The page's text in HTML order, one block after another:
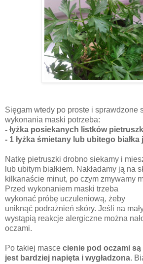
Sięgam wtedy po proste i sprawdzone
wykonania maski potrzeba:
- łyżka posiekanych listków
- 1 łyżka śmietany lub ubitego białka
Natkę pietruszki drobno siekamy i
lub ubitym białkiem. Nakładamy ją na
kilkanaście minut, po czym zmywamy
Przed wykonaniem maski trzeba
wykonać próbę uczuleniową, żeby
uniknąć podrażnień skóry. Jeśli na
wystąpią reakcje alergiczne można
oczami.
Po takiej masce cienie pod oczami
jest bardziej napięta i wygładzona.